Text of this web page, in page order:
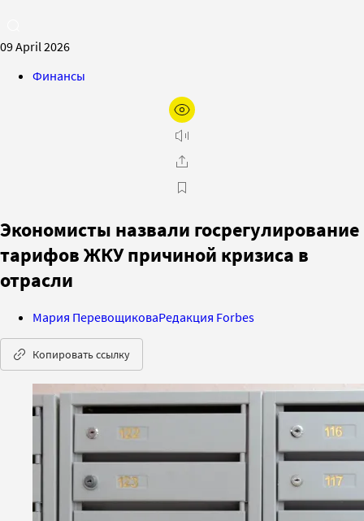
09 April 2026
Финансы
Экономисты назвали госрегулирование
тарифов ЖКУ причиной кризиса в
отрасли
Мария ПеревощиковаРедакция Forbes
Копировать ссылку